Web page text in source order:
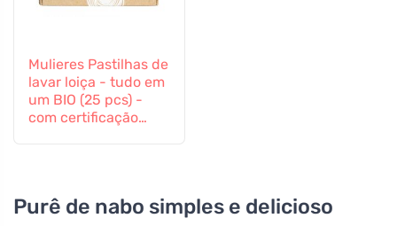
Mulieres Pastilhas de
lavar loiça - tudo em
um BIO (25 pcs) -
com certificação
Purê de nabo simples e delicioso